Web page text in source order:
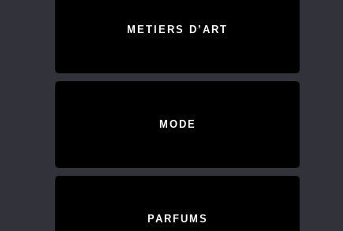
METIERS D’ART
MODE
PARFUMS